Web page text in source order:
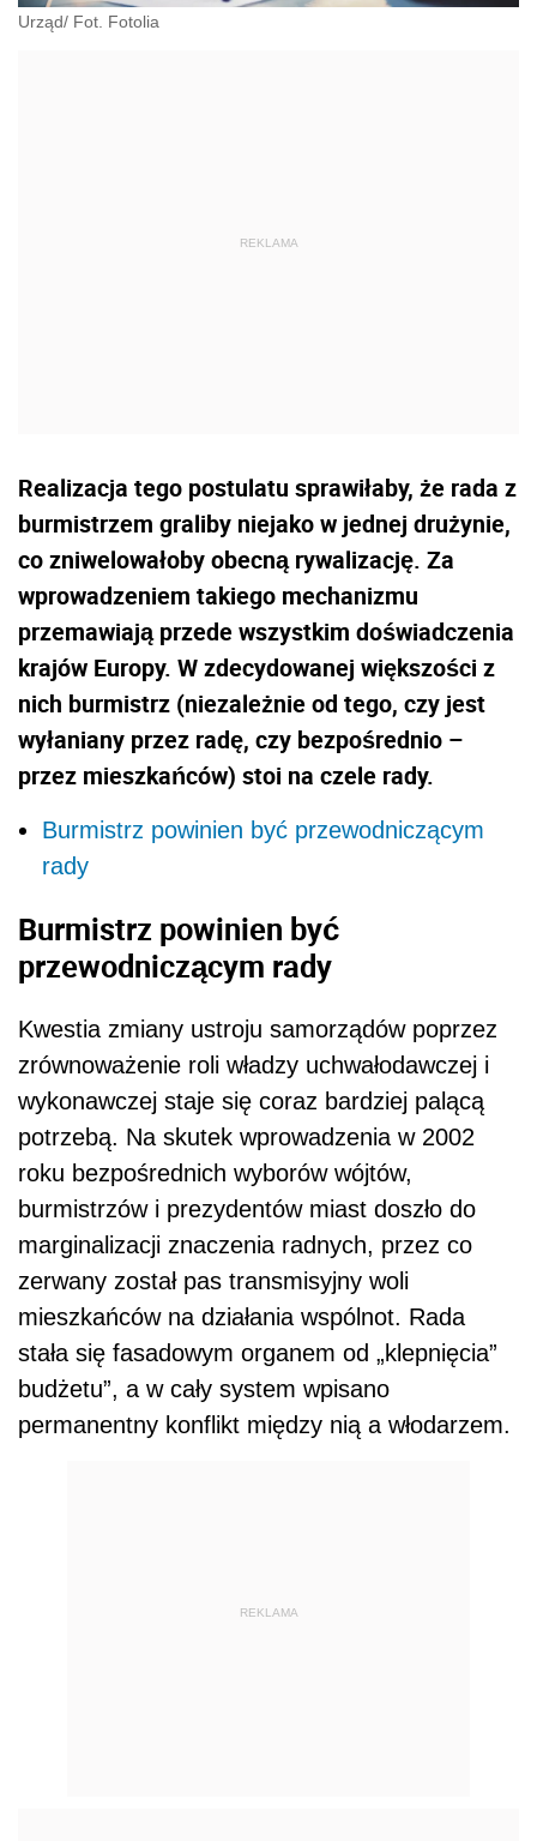
Urząd/ Fot. Fotolia
Realizacja tego postulatu sprawiłaby, że rada z
burmistrzem graliby niejako w jednej drużynie,
co zniwelowałoby obecną rywalizację. Za
wprowadzeniem takiego mechanizmu
przemawiają przede wszystkim doświadczenia
krajów Europy. W zdecydowanej większości z
nich burmistrz (niezależnie od tego, czy jest
wyłaniany przez radę, czy bezpośrednio –
przez mieszkańców) stoi na czele rady.
Burmistrz powinien być przewodniczącym
rady
Burmistrz powinien być
przewodniczącym rady
Kwestia zmiany ustroju samorządów poprzez
zrównoważenie roli władzy uchwałodawczej i
wykonawczej staje się coraz bardziej palącą
potrzebą. Na skutek wprowadzenia w 2002
roku bezpośrednich wyborów wójtów,
burmistrzów i prezydentów miast doszło do
marginalizacji znaczenia radnych, przez co
zerwany został pas transmisyjny woli
mieszkańców na działania wspólnot. Rada
stała się fasadowym organem od „klepnięcia”
budżetu”, a w cały system wpisano
permanentny konflikt między nią a włodarzem.
REKLAMA